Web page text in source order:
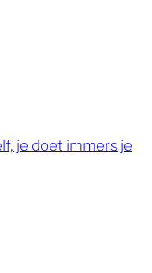
je doet immers je